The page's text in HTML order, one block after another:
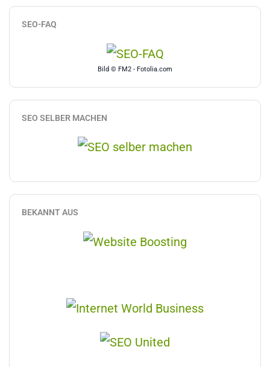
SEO-FAQ
Bild © FM2 - Fotolia.com
SEO SELBER MACHEN
BEKANNT AUS